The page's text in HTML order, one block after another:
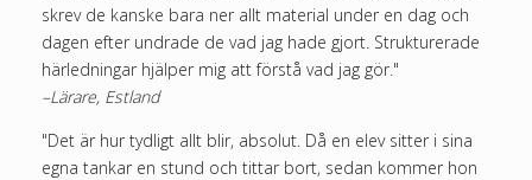
skrev de kanske bara ner allt material under en dag och
dagen efter undrade de vad jag hade gjort. Strukturerade
härledningar hjälper mig att förstå vad jag gör."
–Lärare, Estland
"Det är hur tydligt allt blir, absolut. Då en elev sitter i sina
egna tankar en stund och tittar bort, sedan kommer hon